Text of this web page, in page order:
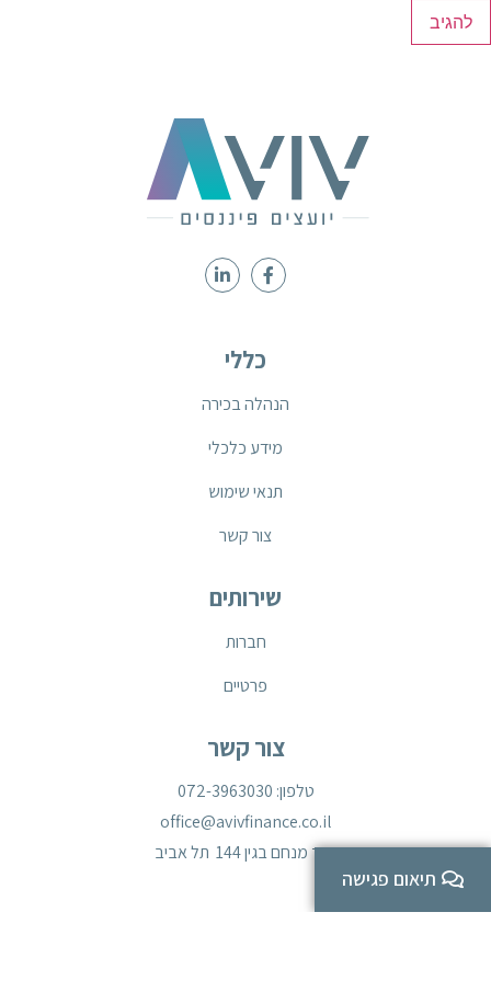
תיאום פגישה
כללי
הנהלה בכירה
מידע כלכלי
תנאי שימוש
צור קשר
שירותים
חברות
פרטיים
צור קשר
טלפון: 072-3963030
office@avivfinance.co.il
דרך מנחם בגין 144 תל אביב